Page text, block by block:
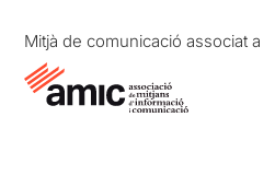
Mitjà de comunicació associat a